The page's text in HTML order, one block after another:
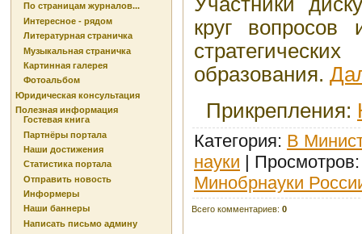
По страницам журналов...
Интересное - рядом
Литературная страничка
Музыкальная страничка
Картинная галерея
Фотоальбом
Юридическая консультация
Полезная информация
Гостевая книга
Партнёры портала
Наши достижения
Статистика портала
Отправить новость
Информеры
Наши баннеры
Написать письмо админу
круг вопросов
образования.
Прикрепления:
Категория: В
науки | Просмотров
Минобрнауки
Всего комментариев: 0